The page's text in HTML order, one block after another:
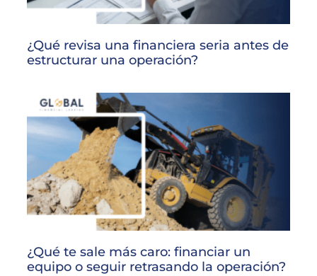
¿Qué revisa una financiera seria antes de
estructurar una operación?
¿Qué te sale más caro: financiar un
equipo o seguir retrasando la operación?